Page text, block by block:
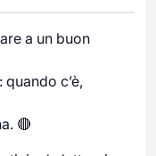
a un buon
c’è,
🔴